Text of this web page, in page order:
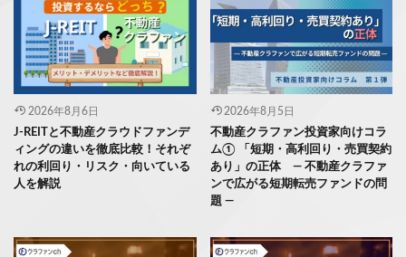
2026年8月6日
J-REITと不動産クラウドファンデ
ィングの違いを徹底比較！それぞ
れの利回り・リスク・向いている
人を解説
2026年8月5日
不動産クラファン投資家向けコラ
ム① 「短期・高利回り・売買契約
あり」の正体 ― 不動産クラファ
ンで広がる短期転売ファンドの問
題 ―